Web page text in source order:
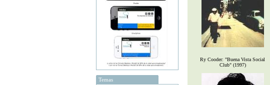
Temas
Ry Cooder: "Buena Vista Social
Club" (1997)